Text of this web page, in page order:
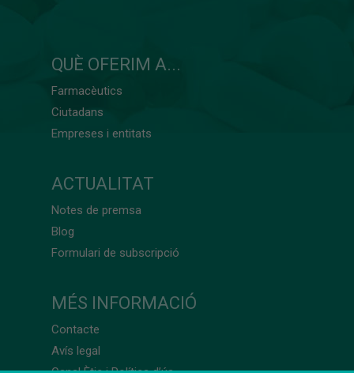
QUÈ OFERIM A...
Farmacèutics
Ciutadans
Empreses i entitats
ACTUALITAT
Notes de premsa
Blog
Formulari de subscripció
MÉS INFORMACIÓ
Contacte
Avís legal
Canal Ètic i Política d’ús